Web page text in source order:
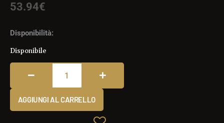
53.94€
Disponibilità:
Disponibile
CORTICI
quantità
AGGIUNGI AL CARRELLO